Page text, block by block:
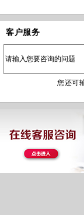
客户服务
您还可